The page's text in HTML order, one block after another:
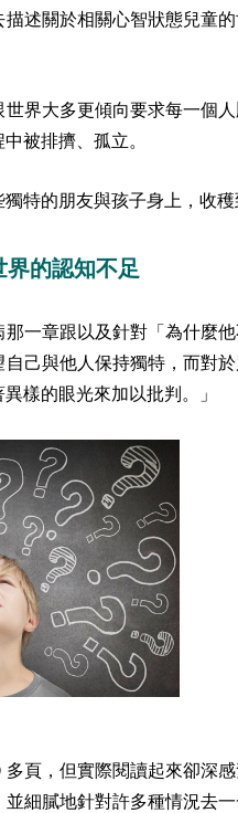
述關於相關心智狀態兒童
界大多更傾向要求每一個
被排擠、孤立。
特的朋友與孩子身上，收穫
界的認知不足
一章跟以及針對「為什麼
己與他人保持獨特，而對
樣的眼光來加以批判。」
多頁，但實際閱讀起來卻深
細膩地針對許多種情況去